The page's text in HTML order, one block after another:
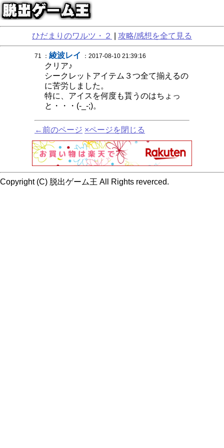
ひだまりのワルツ・２ 攻略/感想を全て見る
71 ： 綾波レイ ：2017-08-10 21:39:16
クリア♪
シークレットアイテム３つ全て揃えるの
に苦労しました。
特に、アイスを何度も貰うのはちょっ
と・・・(-_-;)。
←前のページ ×ページを閉じる
Copyright (C) 脱出ゲーム王 All Rights reverced.